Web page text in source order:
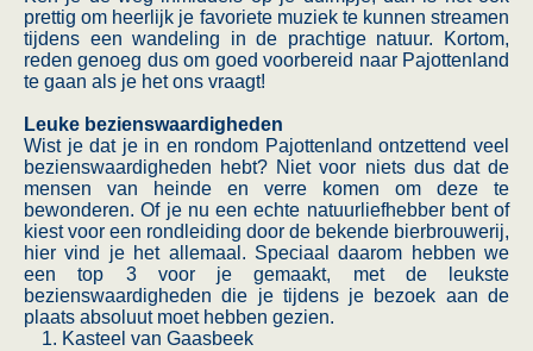
prettig om heerlijk je favoriete muziek te kunnen streamen
tijdens een wandeling in de prachtige natuur. Kortom,
reden genoeg dus om goed voorbereid naar Pajottenland
te gaan als je het ons vraagt!
Leuke bezienswaardigheden
Wist je dat je in en rondom Pajottenland ontzettend veel
bezienswaardigheden hebt? Niet voor niets dus dat de
mensen van heinde en verre komen om deze te
bewonderen. Of je nu een echte natuurliefhebber bent of
kiest voor een rondleiding door de bekende bierbrouwerij,
hier vind je het allemaal. Speciaal daarom hebben we
een top 3 voor je gemaakt, met de leukste
bezienswaardigheden die je tijdens je bezoek aan de
plaats absoluut moet hebben gezien.
Kasteel van Gaasbeek